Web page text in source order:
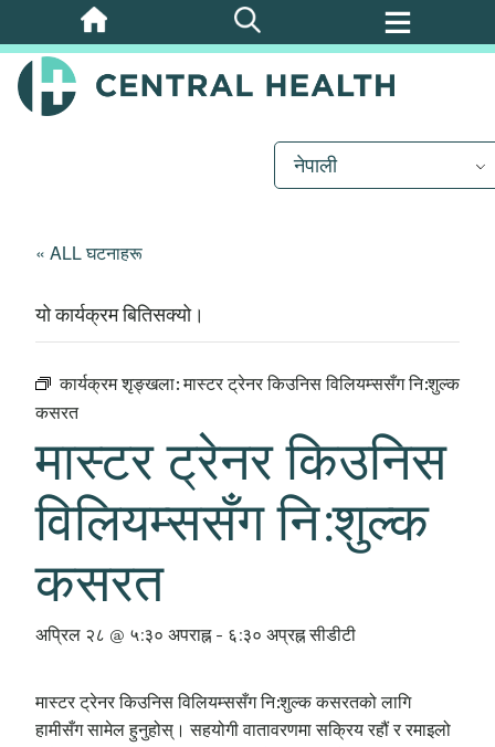
मुख्य
सामग्रीमा
जानुहोस्
नेपाली
« ALL घटनाहरू
यो कार्यक्रम बितिसक्यो।
कार्यक्रम शृङ्खला:मास्टर ट्रेनर किउनिस विलियम्ससँग नि:शुल्क
कसरत
मास्टर ट्रेनर किउनिस
विलियम्ससँग नि:शुल्क
कसरत
अप्रिल २८ @ ५:३० अपराह्न- ६:३० अप्रह्नसीडीटी
मास्टर ट्रेनर किउनिस विलियम्ससँग नि:शुल्क कसरतको लागि
हामीसँग सामेल हुनुहोस्। सहयोगी वातावरणमा सक्रिय रहौं र रमाइलो